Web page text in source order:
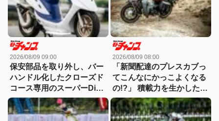
2026/08/09 09:00
保安部品を取り外し、バー
ハンドル化したクローズド
コース専用のスーパーDio
カスタム！
2026/08/09 08:00
「新聞配達のプレスカブっ
てこんなにかっこよくなる
の!?」 積載力を生かした英
国クラシックスタイル